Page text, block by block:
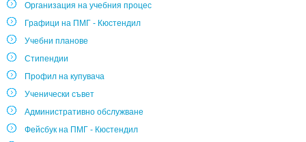
Организация на учебния процес
Графици на ПМГ - Кюстендил
Учебни планове
Стипендии
Профил на купувача
Ученически съвет
Административно обслужване
Фейсбук на ПМГ - Кюстендил